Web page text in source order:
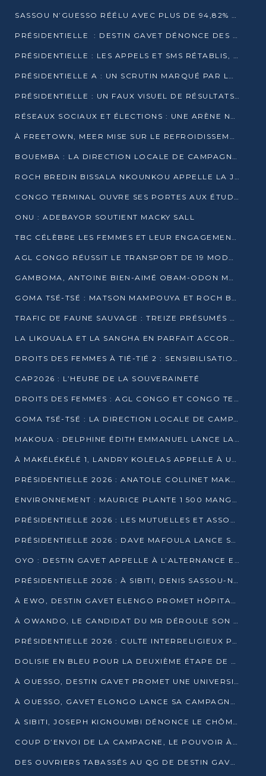
SASSOU N’GUESSO RÉÉLU AVEC PLUS DE 94,82% DES VOIX
PRÉSIDENTIELLE : DESTIN GAVET DÉNONCE DES IRRÉGULARITÉS ET REVENDIQUE LA VICTOIRE
PRÉSIDENTIELLE : LES APPELS ET SMS RÉTABLIS, INTERNET RESTE BLOQUÉ
PRÉSIDENTIELLE A : UN SCRUTIN MARQUÉ PAR LA COUPURE D’INTERNET ET UNE AFFLUENCE TIMIDE À BRAZZAVILLE
PRÉSIDENTIELLE : UN FAUX VISUEL DE RÉSULTATS CIRCULE
RÉSEAUX SOCIAUX ET ÉLECTIONS : UNE ARÈNE NUMÉRIQUE EN PLEINE MUTATION AU CONGO
À FREETOWN, MEER MISE SUR LE REFROIDISSEMENT PASSIF FACE À LA CHALEUR EXTRÊME
BOUEMBA : LA DIRECTION LOCALE DE CAMPAGNE DE DENIS SASSOU N’GUESSO MULTIPLIE LES ACTIVITÉS DE MOBILISATION
ROCH BREDIN BISSALA NKOUNKOU APPELLE LA JEUNESSE DE GOMA TSÉ-TSÉ À UN VOTE MASSIF POUR DENIS SASSOU NGUESSO
CONGO TERMINAL OUVRE SES PORTES AUX ÉTUDIANTS EN TRANSPORT ET LOGISTIQUE
ONU : ADEBAYOR SOUTIENT MACKY SALL
TBC CÉLÈBRE LES FEMMES ET LEUR ENGAGEMENT À L’OCCASION DU 8 MARS
AGL CONGO RÉUSSIT LE TRANSPORT DE 19 MODULES HORS GABARIT ENTRE POINTE-NOIRE ET BRAZZAVILLE
GAMBOMA, ANTOINE BIEN-AIMÉ OBAM-ODON MOBILISE LES 32 148 ÉLECTEURS EN FAVEUR DE DENIS SASSOU NGUESSO
GOMA TSÉ-TSÉ : MATSON MAMPOUYA ET ROCH BREDIN BISSALA NKOUNKOU EN CAMPAGNE DE PROXIMITÉ
TRAFIC DE FAUNE SAUVAGE : TREIZE PRÉSUMÉS TRAFIQUANTS INTERPELLÉS AU CONGO EN 2025
LA LIKOUALA ET LA SANGHA EN PARFAIT ACCORD AVEC LE PROJET DE SOCIÉTÉ DU CANDIDAT DENIS SASSOU-N’GUESSO
DROITS DES FEMMES À TIÉ-TIÉ 2 : SENSIBILISATION ET PÉDAGOGIE SUR LE DROIT DE VOTE
CAP2026 : L’HEURE DE LA SOUVERAINETÉ
DROITS DES FEMMES : AGL CONGO ET CONGO TERMINAL METTENT EN AVANT LE LEADERSHIP FÉMININ
GOMA TSÉ-TSÉ : LA DIRECTION LOCALE DE CAMPAGNE INTENSIFIE LA SENSIBILISATION DANS LES VILLAGES
MAKOUA : DELPHINE ÉDITH EMMANUEL LANCE LA CAMPAGNE POUR DENIS SASSOU-N’GUESSO
À MAKÉLÉKÉLÉ 1, LANDRY KOLELAS APPELLE À UNE MOBILISATION MASSIVE EN FAVEUR DE DENIS SASSOU-N’GUESSO
PRÉSIDENTIELLE 2026 : ANATOLE COLLINET MAKOSSO DÉFEND LE PROJET DE SOCIÉTÉ DE DENIS SASSOU NGUESSO
ENVIRONNEMENT : MAURICE PLANTE 1 500 MANGROVES POUR HONORER WANGARI MAATHAI
PRÉSIDENTIELLE 2026 : LES MUTUELLES ET ASSOCIATIONS S’IMPLIQUENT DANS LA CAMPAGNE ÉLECTORALE À TIÉ-TIÉ 2 (POINTE-NOIRE)
PRÉSIDENTIELLE 2026 : DAVE MAFOULA LANCE SA « VAGUE DU NOUVEAU DÉPART » À IMPFONDO
OYO : DESTIN GAVET APPELLE À L’ALTERNANCE ET À LA RESPONSABILITÉ DE LA JEUNESSE
PRÉSIDENTIELLE 2026 : À SIBITI, DENIS SASSOU-N’GUESSO PARIE SUR LES RESSOURCES DE LA LEKOUMOU
À EWO, DESTIN GAVET ELENGO PROMET HÔPITAL, CHEMIN DE FER ET AUDIT DES FINANCES PUBLIQUES
À OWANDO, LE CANDIDAT DU MR DÉROULE SON PROGRAMME DE “CHANGEMENT”
PRÉSIDENTIELLE 2026 : CULTE INTERRELIGIEUX POUR LA PAIX À OUENZÉ
DOLISIE EN BLEU POUR LA DEUXIÈME ÉTAPE DE CAMPAGNE DE DSN
À OUESSO, DESTIN GAVET PROMET UNE UNIVERSITÉ POUR LA SANGHA
À OUESSO, GAVET ELONGO LANCE SA CAMPAGNE SOUS LE SIGNE DU RENOUVEAU
À SIBITI, JOSEPH KIGNOUMBI DÉNONCE LE CHÔMAGE ET LES DÉFAILLANCES DE L’ÉTAT
COUP D’ENVOI DE LA CAMPAGNE, LE POUVOIR À POINTE-NOIRE, L’OPPOSITION À OUESSO ET SIBITI
DES OUVRIERS TABASSÉS AU QG DE DESTIN GAVET À 24 HEURES DE L’OUVERTURE DE LA CAMPAGNE